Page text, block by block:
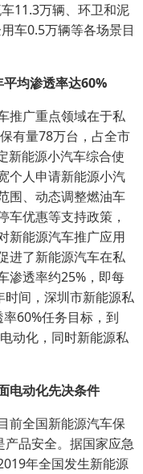
11.3万辆、环卫和泥
车0.5万辆等各场景目
均渗透率达60%
推广重点领域在于私
有量78万台，占全市
新能源小汽车综合使
个人申请新能源小汽
围、动态调整燃油车
车优惠等支持政策，
新能源汽车推广应用
进了新能源汽车在私
渗透率约25%，即每
间，深圳市新能源私
60%任务目标，到
动化，同时新能源私
电动化先决条件
前全国新能源汽车保
品安全。据国家应急
年全国发生新能源